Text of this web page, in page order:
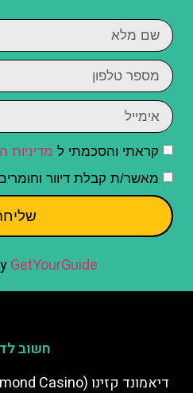
קראתי והסכמתי ל מדיניות
מאשר/ת קבלת דיוור
GetYourGuide
חשוב
דיאמונד קזינו (Diamond Casino) ורוצלב